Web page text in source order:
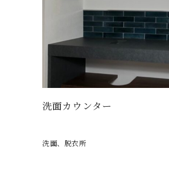
洗面カウンター
洗面、脱衣所